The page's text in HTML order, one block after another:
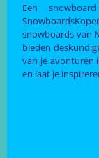
Een
snowboards van
bieden
van je avonturen
en laat je